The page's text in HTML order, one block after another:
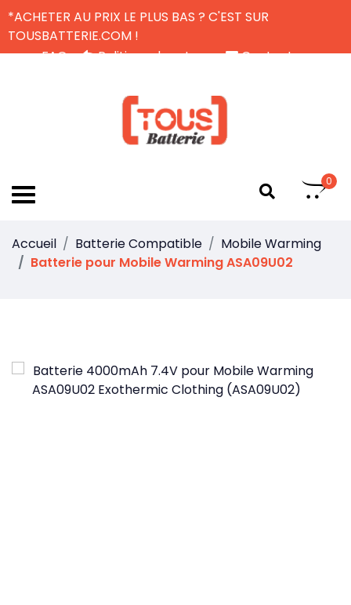
*ACHETER AU PRIX LE PLUS BAS ? C'EST SUR
TOUSBATTERIE.COM !
FAQ
Politique de retour
Contactez-nous
0
Accueil Batterie Compatible
Mobile Warming
Batterie pour Mobile Warming ASA09U02